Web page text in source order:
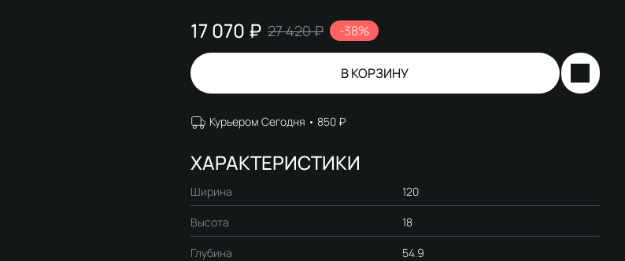
17 070 ₽ 27 420 ₽ -38%
В КОРЗИНУ
Курьером Сегодня 850 ₽
ХАРАКТЕРИСТИКИ
Ширина 120
Высота 18
Глубина 54.9